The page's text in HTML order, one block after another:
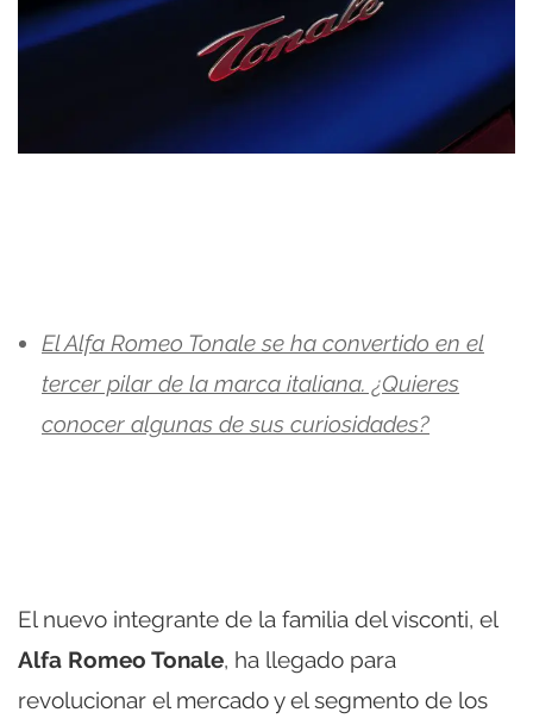
El Alfa Romeo Tonale se ha convertido en el
tercer pilar de la marca italiana. ¿Quieres
conocer algunas de sus curiosidades?
El nuevo integrante de la familia del visconti, el
Alfa Romeo Tonale, ha llegado para
revolucionar el mercado y el segmento de los